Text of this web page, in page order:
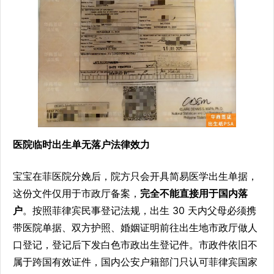
医院临时出生单无落户法律效力
宝宝在菲医院分娩后，院方只会开具简易医学出生单据，
这份文件仅用于市政厅备案， 完全不能直接用于国内落
户。按照菲律宾民事登记法规，出生 30 天内父母必须携
带医院单据、双方护照、婚姻证明前往出生地市政厅做人
口登记，登记后下发白色市政出生登记件。市政件依旧不
属于跨国有效证件，国内公安户籍部门只认可菲律宾国家